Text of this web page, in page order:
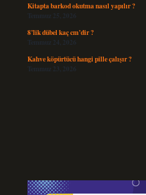
Kitapta barkod okutma nasıl yapılır ?
Temmuz 25, 2026
8’lik dübel kaç cm’dir ?
Temmuz 24, 2026
Kahve köpürtücü hangi pille çalışır ?
Temmuz 23, 2026